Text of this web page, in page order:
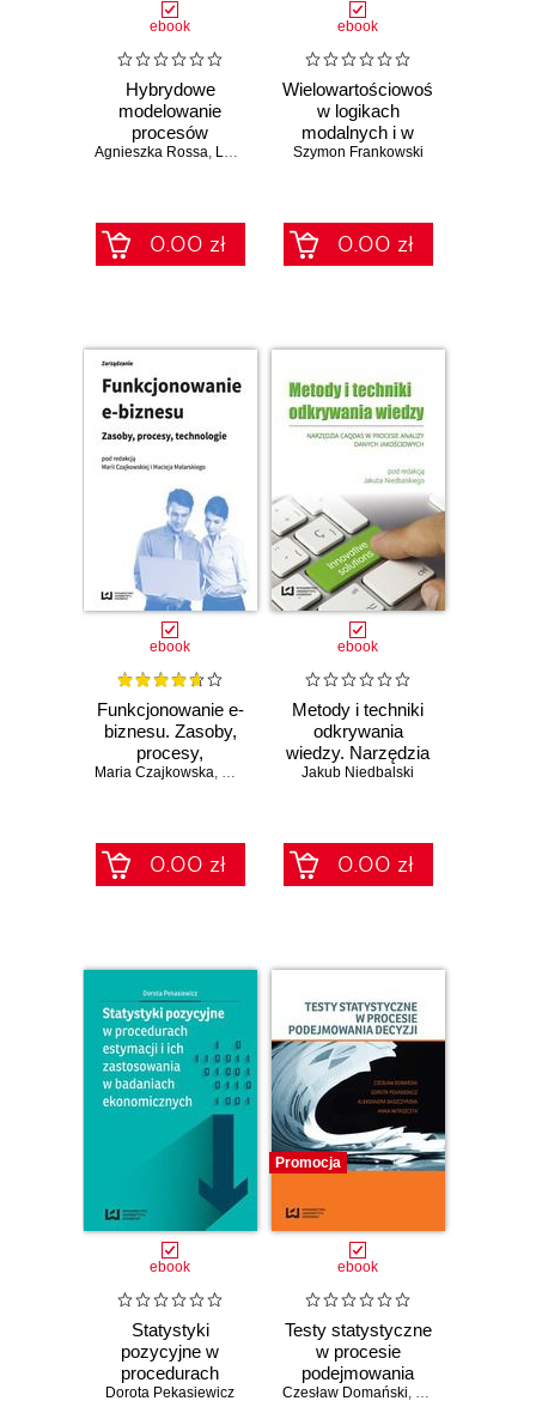
ebook
Hybrydowe
modelowanie
procesów
demograficznych z
przyłączających
układów
dynamicznych
Agnieszka Rossa, Lesław Socha ,Andrzej Szymański
0.00 zł
ebook
Wielowartościowość
w logikach
modalnych i w
lingwistyce
Szymon Frankowski
0.00 zł
ebook
Funkcjonowanie e-
biznesu. Zasoby,
procesy,
technologie
Maria Czajkowska, Maciej Malarski
0.00 zł
ebook
Metody i techniki
odkrywania
wiedzy. Narzędzia
CAQDAS w
jakościowych
Jakub Niedbalski
0.00 zł
ebook
Statystyki
pozycyjne w
procedurach
estymacji i ich
Dorota Pekasiewicz
Promocja
ebook
Testy statystyczne
w procesie
podejmowania
decyzji
Czesław Domański, Dorota